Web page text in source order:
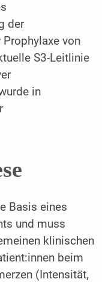
der
von
S3-Leitlinie
in
Basis eines
und muss
klinischen
beim
(Intensität,